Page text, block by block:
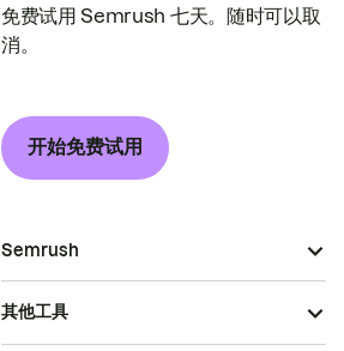
免费试用 Semrush 七天。随时可以取
消。
开始免费试用
Semrush
其他工具